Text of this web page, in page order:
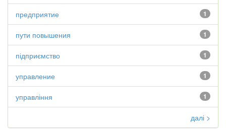
1
предприятие
1
пути повышения
1
підприємство
1
управление
1
управління
далі >